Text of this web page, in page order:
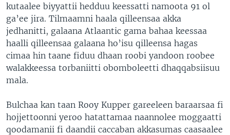
kutaalee biyyattii hedduu keessatti namoota 91 ol
ga’ee jira. Tilmaamni haala qilleensaa akka
jedhanitti, galaana Atlaantic gama bahaa keessaa
haalli qilleensaa galaana ho’isu qilleensa hagas
cimaa hin taane fiduu dhaan roobi yandoon roobee
walakkeessa torbaniitti obomboleetti dhaqqabsiisuu
mala.
Bulchaa kan taan Rooy Kupper gareeleen baraarsaa fi
hojjettoonni yeroo hatattamaa naannolee moggaatti
qoodamanii fi daandii caccaban akkasumas caasaalee